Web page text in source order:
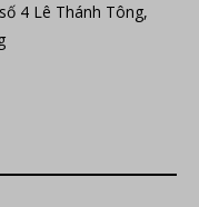
4 Lê Thánh Tông,